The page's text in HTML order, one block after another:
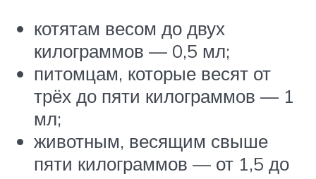
котятам весом до двух
килограммов — 0,5 мл;
питомцам, которые весят от
трёх до пяти килограммов — 1
мл;
животным, весящим свыше
пяти килограммов — от 1,5 до